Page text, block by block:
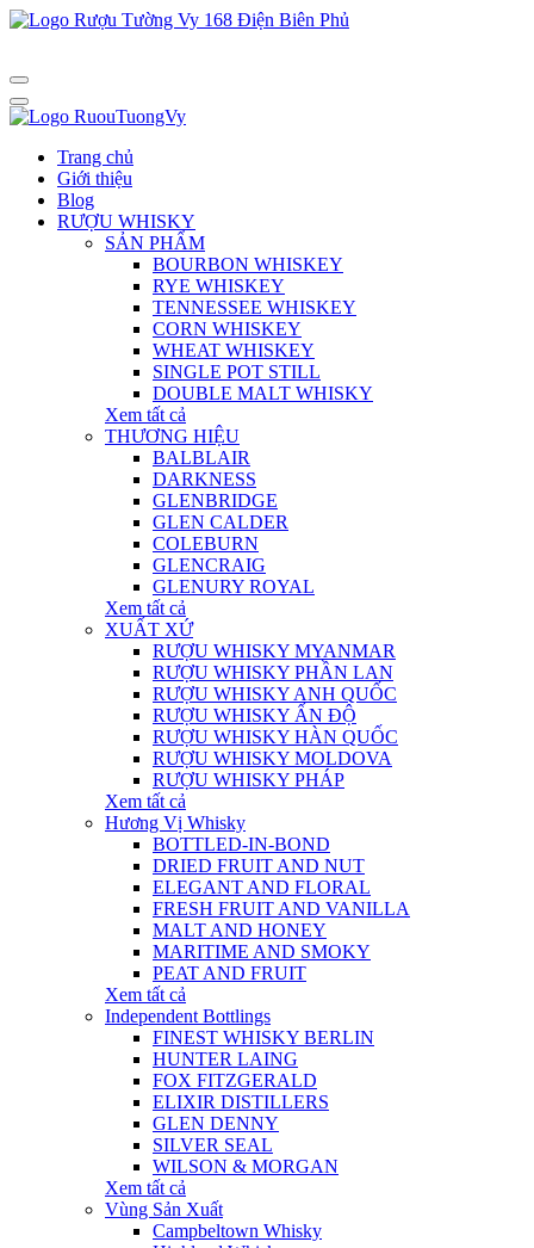
Trang chủ
Giới thiệu
Blog
RƯỢU WHISKY
SẢN PHẨM
BOURBON WHISKEY
RYE WHISKEY
TENNESSEE WHISKEY
CORN WHISKEY
WHEAT WHISKEY
SINGLE POT STILL
DOUBLE MALT WHISKY
Xem tất cả
THƯƠNG HIỆU
BALBLAIR
DARKNESS
GLENBRIDGE
GLEN CALDER
COLEBURN
GLENCRAIG
GLENURY ROYAL
Xem tất cả
XUẤT XỨ
RƯỢU WHISKY MYANMAR
RƯỢU WHISKY PHẦN LAN
RƯỢU WHISKY ANH QUỐC
RƯỢU WHISKY ẤN ĐỘ
RƯỢU WHISKY HÀN QUỐC
RƯỢU WHISKY MOLDOVA
RƯỢU WHISKY PHÁP
Xem tất cả
Hương Vị Whisky
BOTTLED-IN-BOND
DRIED FRUIT AND NUT
ELEGANT AND FLORAL
FRESH FRUIT AND VANILLA
MALT AND HONEY
MARITIME AND SMOKY
PEAT AND FRUIT
Xem tất cả
Independent Bottlings
FINEST WHISKY BERLIN
HUNTER LAING
FOX FITZGERALD
ELIXIR DISTILLERS
GLEN DENNY
SILVER SEAL
WILSON & MORGAN
Xem tất cả
Vùng Sản Xuất
Campbeltown Whisky